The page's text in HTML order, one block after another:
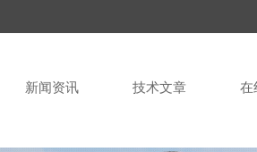
新闻资讯 技术文章 在